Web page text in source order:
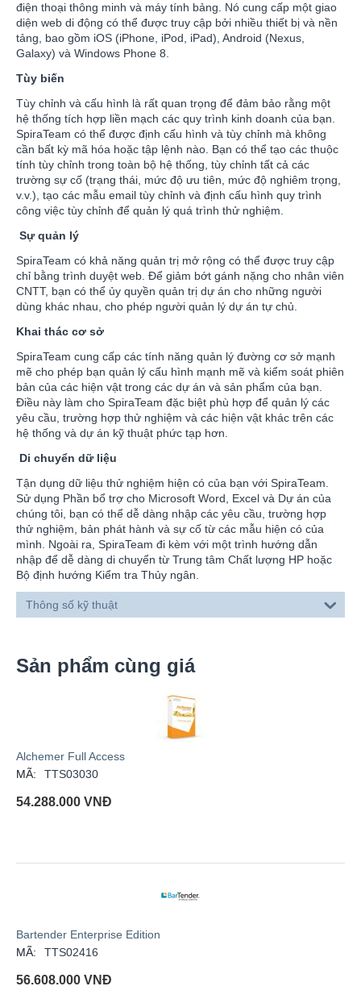
điện thoại thông minh và máy tính bảng. Nó cung cấp một giao
diện web di động có thể được truy cập bởi nhiều thiết bị và nền
tảng, bao gồm iOS (iPhone, iPod, iPad), Android (Nexus,
Galaxy) và Windows Phone 8.
Tùy biến
Tùy chỉnh và cấu hình là rất quan trọng để đảm bảo rằng một
hệ thống tích hợp liền mạch các quy trình kinh doanh của bạn.
SpiraTeam có thể được định cấu hình và tùy chỉnh mà không
cần bất kỳ mã hóa hoặc tập lệnh nào. Bạn có thể tạo các thuộc
tính tùy chỉnh trong toàn bộ hệ thống, tùy chỉnh tất cả các
trường sự cố (trạng thái, mức độ ưu tiên, mức độ nghiêm trọng,
v.v.), tạo các mẫu email tùy chỉnh và định cấu hình quy trình
công việc tùy chỉnh để quản lý quá trình thử nghiệm.
Sự quản lý
SpiraTeam có khả năng quản trị mở rộng có thể được truy cập
chỉ bằng trình duyệt web. Để giảm bớt gánh nặng cho nhân viên
CNTT, bạn có thể ủy quyền quản trị dự án cho những người
dùng khác nhau, cho phép người quản lý dự án tự chủ.
Khai thác cơ sở
SpiraTeam cung cấp các tính năng quản lý đường cơ sở mạnh
mẽ cho phép bạn quản lý cấu hình mạnh mẽ và kiểm soát phiên
bản của các hiện vật trong các dự án và sản phẩm của bạn.
Điều này làm cho SpiraTeam đặc biệt phù hợp để quản lý các
yêu cầu, trường hợp thử nghiệm và các hiện vật khác trên các
hệ thống và dự án kỹ thuật phức tạp hơn.
Di chuyển dữ liệu
Tận dụng dữ liệu thử nghiệm hiện có của bạn với SpiraTeam.
Sử dụng Phần bổ trợ cho Microsoft Word, Excel và Dự án của
chúng tôi, bạn có thể dễ dàng nhập các yêu cầu, trường hợp
thử nghiệm, bản phát hành và sự cố từ các mẫu hiện có của
mình. Ngoài ra, SpiraTeam đi kèm với một trình hướng dẫn
nhập để dễ dàng di chuyển từ Trung tâm Chất lượng HP hoặc
Bộ định hướng Kiểm tra Thủy ngân.
Thông số kỹ thuật
Sản phẩm cùng giá
Alchemer Full Access
MÃ:
TTS03030
54.288.000 VNĐ
Bartender Enterprise Edition
MÃ:
TTS02416
56.608.000 VNĐ